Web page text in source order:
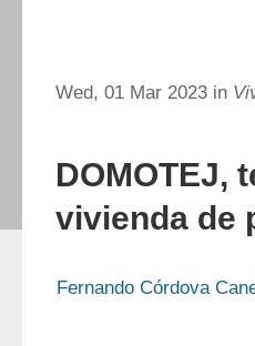
Wed, 01 Mar 2023 in
DOMOTEJ,
vivienda de
Fernando Córdova